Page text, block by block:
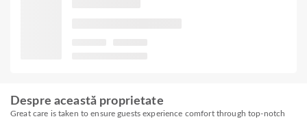
Despre această proprietate
Great care is taken to ensure guests experience comfort through top-notch